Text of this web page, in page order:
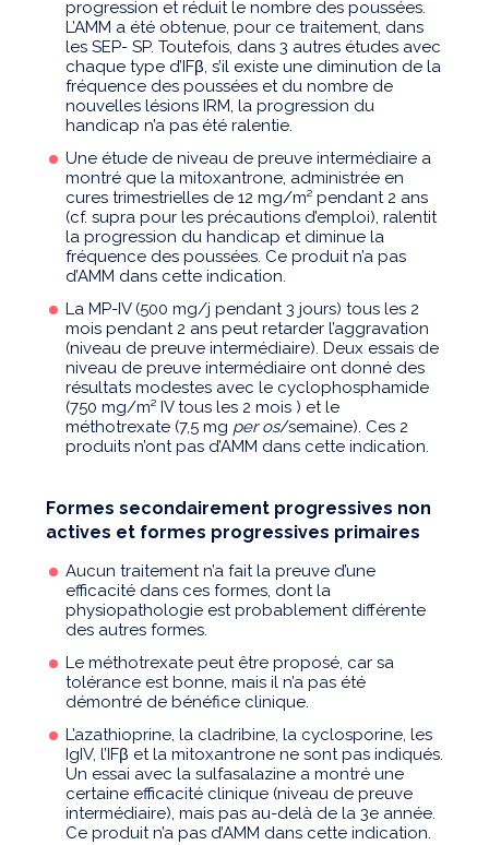
progression et réduit le nombre des poussées.
L’AMM a été obtenue, pour ce traitement, dans
les SEP- SP. Toutefois, dans 3 autres études avec
chaque type d’IFβ, s’il existe une diminution de la
fréquence des poussées et du nombre de
nouvelles lésions IRM, la progression du
handicap n’a pas été ralentie.
Une étude de niveau de preuve intermédiaire a
montré que la mitoxantrone, administrée en
cures trimestrielles de 12 mg/m² pendant 2 ans
(cf. supra pour les précautions d’emploi), ralentit
la progression du handicap et diminue la
fréquence des poussées. Ce produit n’a pas
d’AMM dans cette indication.
La MP-IV (500 mg/j pendant 3 jours) tous les 2
mois pendant 2 ans peut retarder l’aggravation
(niveau de preuve intermédiaire). Deux essais de
niveau de preuve intermédiaire ont donné des
résultats modestes avec le cyclophosphamide
(750 mg/m² IV tous les 2 mois ) et le
méthotrexate (7,5 mg per os/semaine). Ces 2
produits n’ont pas d’AMM dans cette indication.
Formes secondairement progressives non
actives et formes progressives primaires
Aucun traitement n’a fait la preuve d’une
efficacité dans ces formes, dont la
physiopathologie est probablement différente
des autres formes.
Le méthotrexate peut être proposé, car sa
tolérance est bonne, mais il n’a pas été
démontré de bénéfice clinique.
L’azathioprine, la cladribine, la cyclosporine, les
IgIV, l’IFβ et la mitoxantrone ne sont pas indiqués.
Un essai avec la sulfasalazine a montré une
certaine efficacité clinique (niveau de preuve
intermédiaire), mais pas au-delà de la 3e année.
Ce produit n’a pas d’AMM dans cette indication.